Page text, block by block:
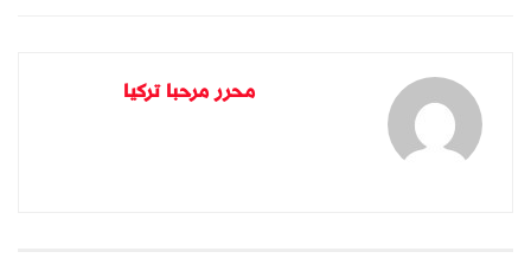
محرر مرحبا تركيا